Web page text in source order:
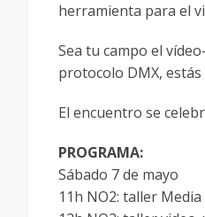
herramienta para el
Sea tu campo el
protocolo DMX,
El encuentro se
PROGRAMA:
Sábado 7 de mayo
11h NO2: taller